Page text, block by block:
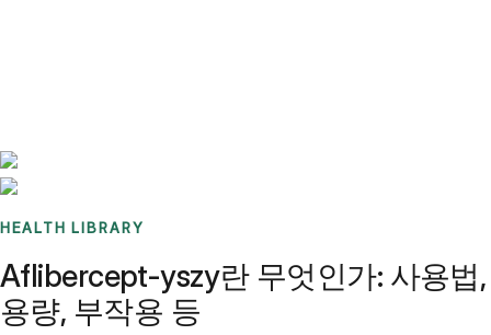
HEALTH LIBRARY
Aflibercept-yszy란 무엇인가: 사용법,
용량, 부작용 등